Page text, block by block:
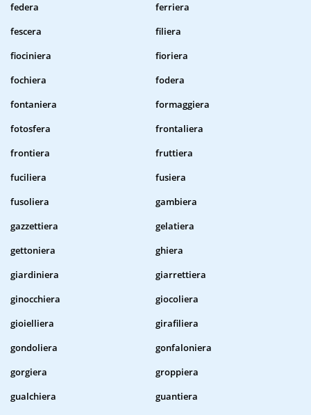
federa
ferriera
fescera
filiera
fiociniera
fioriera
fochiera
fodera
fontaniera
formaggiera
fotosfera
frontaliera
frontiera
fruttiera
fuciliera
fusiera
fusoliera
gambiera
gazzettiera
gelatiera
gettoniera
ghiera
giardiniera
giarrettiera
ginocchiera
giocoliera
gioielliera
girafiliera
gondoliera
gonfaloniera
gorgiera
groppiera
gualchiera
guantiera